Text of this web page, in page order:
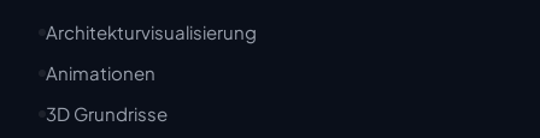
Architekturvisualisierung
Animationen
3D Grundrisse